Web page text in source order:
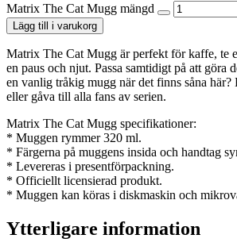
Matrix The Cat Mugg mängd
Lägg till i varukorg
Matrix The Cat Mugg är perfekt för kaffe, te
en paus och njut. Passa samtidigt på att göra
en vanlig tråkig mugg när det finns såna här?
eller gåva till alla fans av serien.
Matrix The Cat Mugg specifikationer:
* Muggen rymmer 320 ml.
* Färgerna på muggens insida och handtag
* Levereras i presentförpackning.
* Officiellt licensierad produkt.
* Muggen kan köras i diskmaskin och
Ytterligare information